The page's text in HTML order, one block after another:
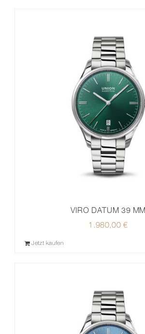
VIRO DATUM 39 MM
1.980,00€
Jetzt kaufen